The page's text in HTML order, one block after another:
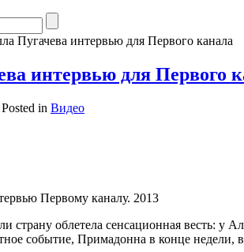
Пугачева интервью для Первого канала
интервью для Первого
Posted in Видео
Первому каналу. 2013
страну облетела сенсационная весть:
событие, Примадонна в конце недели,